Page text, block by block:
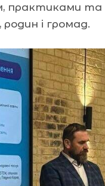
практиками
і громад.